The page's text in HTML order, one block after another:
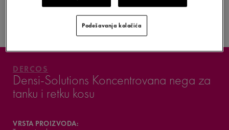
DERCOS
Densi-Solutions Koncentrovana nega za
tanku i retku kosu
VRSTA PROIZVODA:
KAKO JE FORMULISAN
VAŠA RUTINA
Podešavanja kolačića